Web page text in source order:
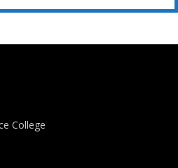
கணிதம், B.Sc., கணினி
பாடப்பிரிவுகளுக்கும்,
வணிகவியல், B.B.A.,
பொருளியல், B.A., வரலாறு
College